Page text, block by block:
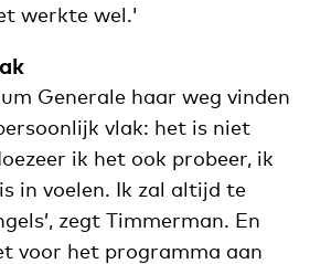
werkte wel.'
Generale haar weg vinden
vlak: het is niet
ik het ook probeer, ik
in voelen. Ik zal altijd te
zegt Timmerman. En
voor het programma aan